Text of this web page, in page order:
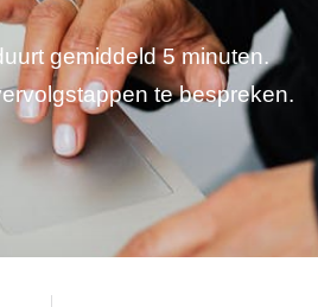
gemiddeld 5 minuten.
te bespreken.